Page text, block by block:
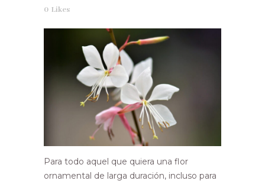
0 Likes
Para todo aquel que quiera una flor
ornamental de larga duración, incluso para